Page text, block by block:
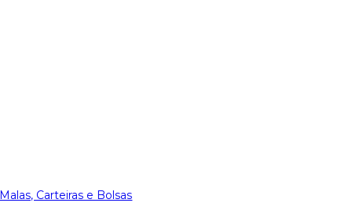
Malas, Carteiras e Bolsas